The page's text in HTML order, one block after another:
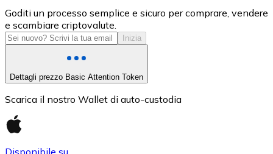
USDC
Goditi un processo semplice e sicuro per comprare, vendere
e scambiare criptovalute.
Inizia
Dettagli prezzo Basic Attention Token
Scarica il nostro Wallet di auto-custodia
Disponibile su